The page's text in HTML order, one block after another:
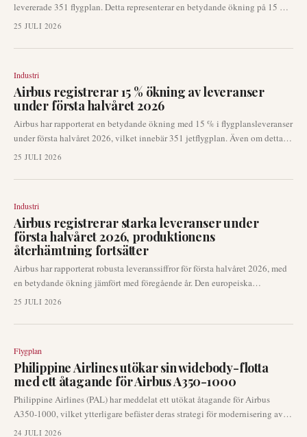
levererade 351 flygplan. Detta representerar en betydande ökning på 15 %
jämfört med samma period 2025, vilket belyser en fortsatt återhämtning i
tillverkare av kommersiella flygplan.
25 JULI 2026
Industri
Airbus registrerar 15 % ökning av leveranser
under första halvåret 2026
Airbus har rapporterat en betydande ökning med 15 % i flygplansleveranser
under första halvåret 2026, vilket innebär 351 jetflygplan. Även om detta
tyder på förbättrad produktion, är den europeiska flygplanstillverkaren nu
ambitiösa leveransmål för hela året. Denna halvtidsuppdatering är en
25 JULI 2026
Industri
Airbus registrerar starka leveranser under
första halvåret 2026, produktionens
återhämtning fortsätter
Airbus har rapporterat robusta leveranssiffror för första halvåret 2026, med
en betydande ökning jämfört med föregående år. Den europeiska
flygplanstillverkaren levererade 351 flygplan, vilket signalerar en fortsatt
flygplan levererade och 71 nya beställningar registrerade.
25 JULI 2026
Flygplan
Philippine Airlines utökar sin widebody-flotta
med ett åtagande för Airbus A350-1000
Philippine Airlines (PAL) har meddelat ett utökat åtagande för Airbus
A350-1000, vilket ytterligare befäster deras strategi för modernisering av
långdistansflottan. Detta drag följer en tidigare indikativ order för Boeing
24 JULI 2026